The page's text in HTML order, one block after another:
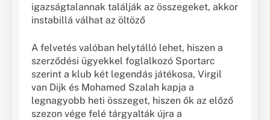
igazságtalannak találják az összegeket, akkor
instabillá válhat az öltöző
A felvetés valóban helytálló lehet, hiszen a
szerződési ügyekkel foglalkozó Sportarc
szerint a klub két legendás játékosa, Virgil
van Dijk és Mohamed Szalah kapja a
legnagyobb heti összeget, hiszen ők az előző
szezon vége felé tárgyalták újra a